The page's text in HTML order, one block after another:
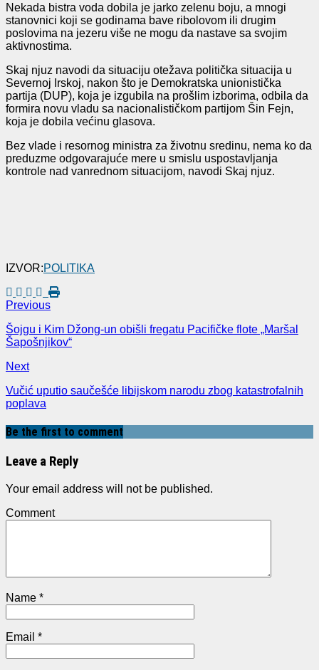
Nekada bistra voda dobila je jarko zelenu boju, a mnogi
stanovnici koji se godinama bave ribolovom ili drugim
poslovima na jezeru više ne mogu da nastave sa svojim
aktivnostima.
Skaj njuz navodi da situaciju otežava politička situacija u
Severnoj Irskoj, nakon što je Demokratska unionistička
partija (DUP), koja je izgubila na prošlim izborima, odbila da
formira novu vladu sa nacionalističkom partijom Šin Fejn,
koja je dobila većinu glasova.
Bez vlade i resornog ministra za životnu sredinu, nema ko da
preduzme odgovarajuće mere u smislu uspostavljanja
kontrole nad vanrednom situacijom, navodi Skaj njuz.
IZVOR:POLITIKA
Previous
Šojgu i Kim Džong-un obišli fregatu Pacifičke flote „Maršal
Šapošnjikov“
Next
Vučić uputio saučešće libijskom narodu zbog katastrofalnih
poplava
Be the first to comment
Leave a Reply
Your email address will not be published.
Comment
Name *
Email *